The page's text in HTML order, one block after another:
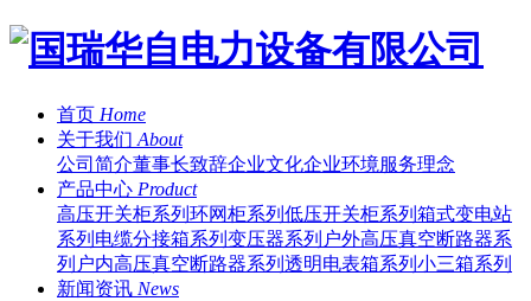
首页 Home
关于我们 About
公司简介董事长致辞企业文化企业环境服务理念
产品中心 Product
高压开关柜系列 环网柜系列 低压开关柜系列 箱式变电站
系列 电缆分接箱系列 变压器系列 户外高压真空断路器系
列 户内高压真空断路器系列 透明电表箱系列 小三箱系列
新闻资讯 News